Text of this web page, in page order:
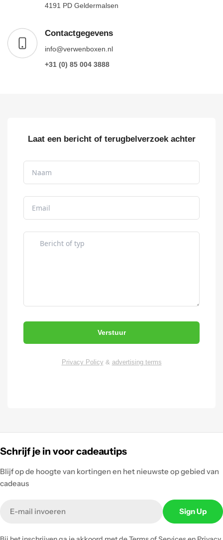
4191 PD Geldermalsen
Contactgegevens
info@verwenboxen.nl
+31 (0) 85 004 3888
Laat een bericht of terugbelverzoek achter
Verstuur
Privacy Policy & advertising terms
Schrijf je in voor cadeautips
Blijf op de hoogte van kortingen en het nieuwste op gebied van
cadeaus
Sign Up